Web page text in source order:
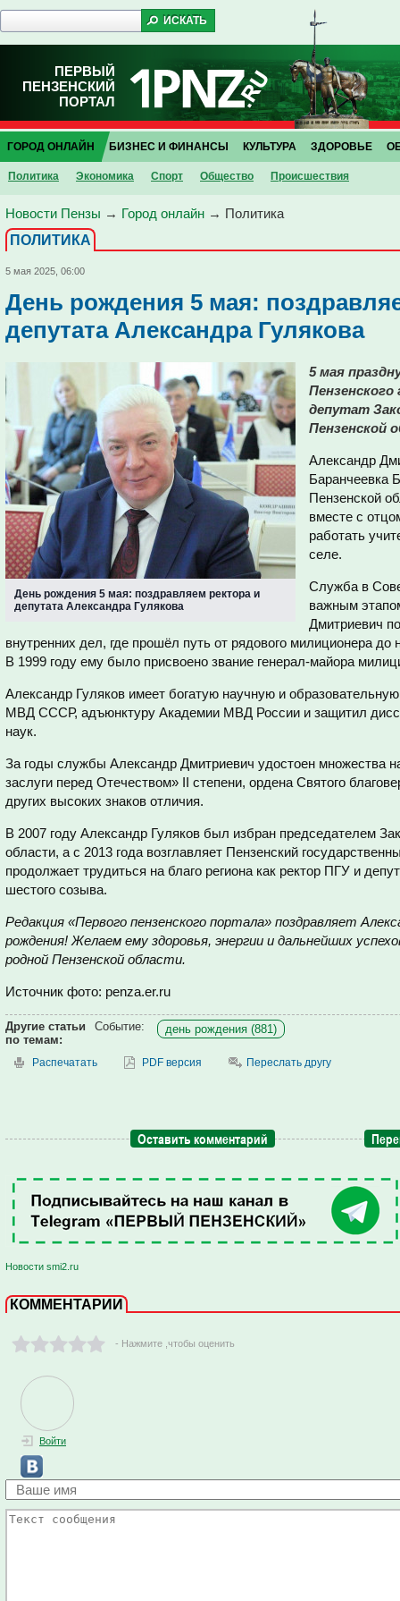
ПЕРВЫЙ
ПЕНЗЕНСКИЙ
ПОРТАЛ
ГОРОД ОНЛАЙН
Политика Экономика Спорт Общество Проиcшествия
БИЗНЕС И ФИНАНСЫ КУЛЬТУРА ЗДОРОВЬЕ
Новости Пензы → Город онлайн → Политика
ПОЛИТИКА
5 мая 2025, 06:00
День рождения 5 мая:
депутата Александра Гулякова
День рождения 5 мая: поздравляем ректора и
депутата Александра Гулякова
5 мая
депутат
Пензенской
Александр
Баранчеевка
Пензенской
вместе с
работать
селе.
Служба в
важным
Дмитриевич
внутренних дел, где прошёл путь от рядового милиционера
В 1999 году ему было присвоено звание генерал-майора
Александр Гуляков имеет богатую научную и
МВД СССР, адъюнктуру Академии МВД России и защитил
наук.
За годы службы Александр Дмитриевич удостоен множества
заслуги перед Отечеством» II степени, ордена Святого
других высоких знаков отличия.
В 2007 году Александр Гуляков был избран председателем
области, а с 2013 года возглавляет Пензенский
продолжает трудиться на благо региона как ректор ПГУ и
шестого созыва.
Редакция «Первого пензенского портала» поздравляет
рождения! Желаем ему здоровья, энергии и дальнейших
родной Пензенской области.
Источник фото: penza.er.ru
Другие статьи
по темам:
Событие: день рождения (881)
Распечатать PDF версия Переслать другу
Оставить комментарий
Новости smi2.ru
КОММЕНТАРИИ
- Нажмите ,чтобы оценить
Войти